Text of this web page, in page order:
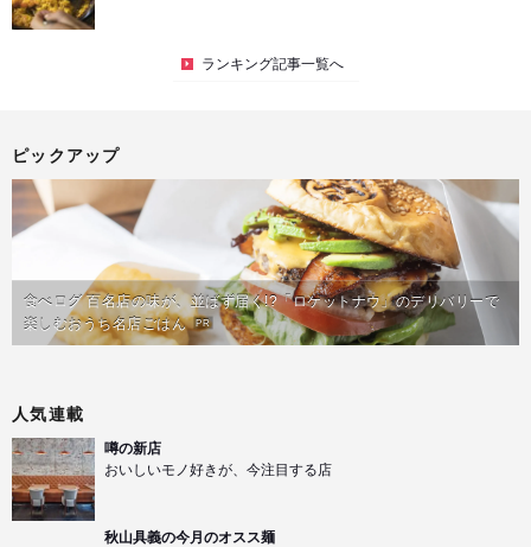
ランキング記事一覧へ
ピックアップ
食べログ 百名店の味が、並ばず届く!?「ロケットナウ」のデリバリーで
楽しむおうち名店ごはん PR
人気連載
噂の新店
おいしいモノ好きが、今注目する店
秋山具義の今月のオスス麺